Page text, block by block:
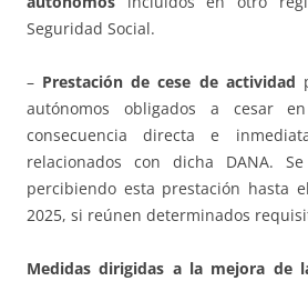
Seguridad Social.
– Prestación de cese de actividad
autónomos obligados a cesar
consecuencia directa e
relacionados con dicha DANA.
percibiendo esta prestación hasta
2025, si reúnen determinados
Medidas dirigidas a la mejora de